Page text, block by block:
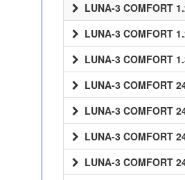
LUNA-3 COMFORT
LUNA-3 COMFORT
LUNA-3 COMFORT
LUNA-3 COMFORT
LUNA-3 COMFORT
LUNA-3 COMFORT
LUNA-3 COMFORT